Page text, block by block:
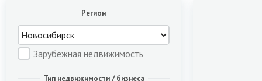
Регион
Зарубежная недвижимость
Тип недвижимости / бизнеса